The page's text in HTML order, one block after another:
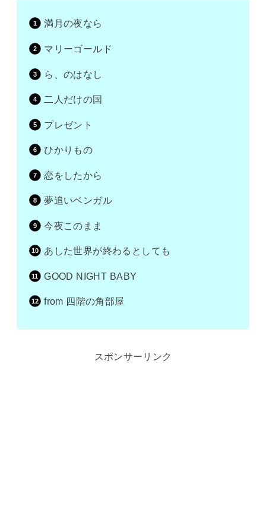
満月の夜なら
マリーゴールド
ら、のはなし
二人だけの国
プレゼント
ひかりもの
恋をしたから
夢追いベンガル
今夜このまま
あした世界が終わるとしても
GOOD NIGHT BABY
from 四階の角部屋
スポンサーリンク